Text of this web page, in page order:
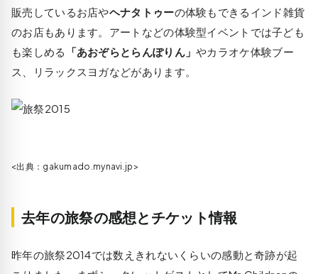
販売しているお店やヘナタトゥーの体験もできるインド雑貨
のお店もあります。アートなどの体験型イベントでは子ども
も楽しめる
「あおぞらとらんぽりん」やカラオケ体験ブー
ス、リラックスヨガなどがあります。
<出典：gakumado.mynavi.jp>
去年の旅祭の感想とチケット情報
昨年の旅祭2014では数えきれないくらいの感動と奇跡が起